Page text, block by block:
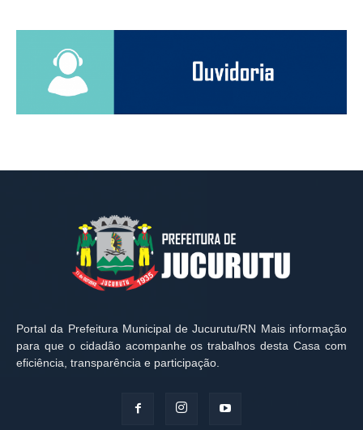
Portal da Prefeitura Municipal de Jucurutu/RN Mais informação
para que o cidadão acompanhe os trabalhos desta Casa com
eficiência, transparência e participação.